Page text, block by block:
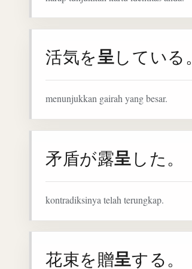
活気を呈している。
menunjukkan gairah yang besar.
矛盾が露呈した。
kontradiksinya telah terungkap.
花束を贈呈する。